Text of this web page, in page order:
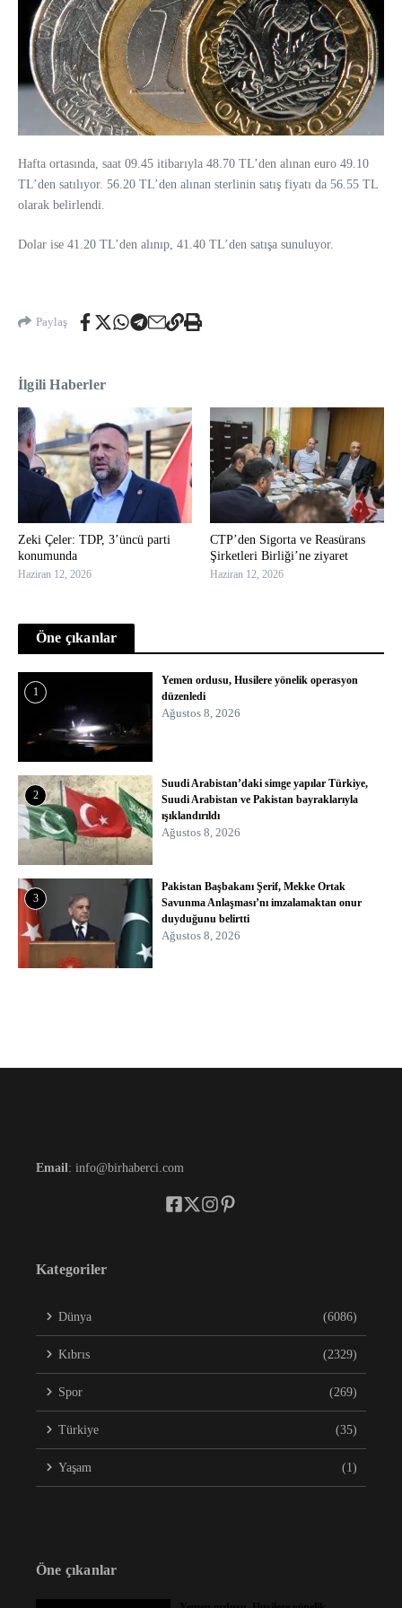
Hafta ortasında, saat 09.45 itibarıyla 48.70 TL’den alınan euro 49.10
TL’den satılıyor. 56.20 TL’den alınan sterlinin satış fiyatı da 56.55 TL
olarak belirlendi.
Dolar ise 41.20 TL’den alınıp, 41.40 TL’den satışa sunuluyor.
Paylaş
İlgili Haberler
Zeki Çeler: TDP, 3’üncü parti
konumunda
Haziran 12, 2026
CTP’den Sigorta ve Reasürans
Şirketleri Birliği’ne ziyaret
Haziran 12, 2026
Öne çıkanlar
1
Yemen ordusu, Husilere yönelik operasyon
düzenledi
Ağustos 8, 2026
2
Suudi Arabistan’daki simge yapılar Türkiye,
Suudi Arabistan ve Pakistan bayraklarıyla
ışıklandırıldı
Ağustos 8, 2026
3
Pakistan Başbakanı Şerif, Mekke Ortak
Savunma Anlaşması’nı imzalamaktan onur
duyduğunu belirtti
Ağustos 8, 2026
Email : info@birhaberci.com
Kategoriler
Dünya (6086)
Kıbrıs (2329)
Spor (269)
Türkiye (35)
Yaşam (1)
Öne çıkanlar